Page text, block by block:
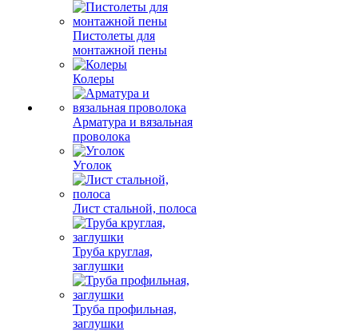
Пистолеты для
монтажной пены
Колеры
Арматура и вязальная
проволока
Уголок
Лист стальной, полоса
Труба круглая,
заглушки
Труба профильная,
заглушки